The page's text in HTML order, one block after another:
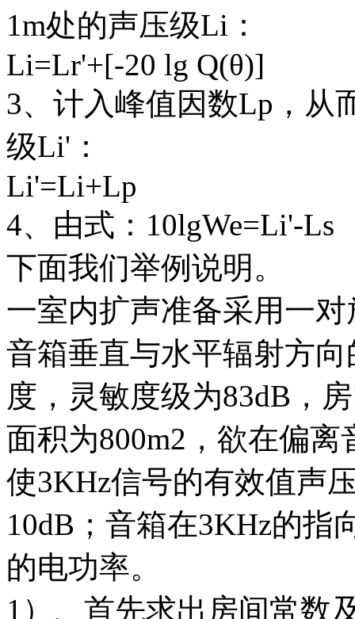
1m处的声压级Li：
Li=Lr'+[-20 lg Q(θ)]
3、计入峰值因数Lp，从
级Li'：
Li'=Li+Lp
4、由式：10lgWe=Li'-Ls
下面我们举例说明。
一室内扩声准备采用一
音箱垂直与水平辐射方
度，灵敏度级为83dB，
面积为800m2，欲在偏
使3KHz信号的有效值声
10dB；音箱在3KHz的指
的电功率。
1）、首先求出房间常数